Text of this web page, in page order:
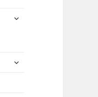
untermenü
untermenü